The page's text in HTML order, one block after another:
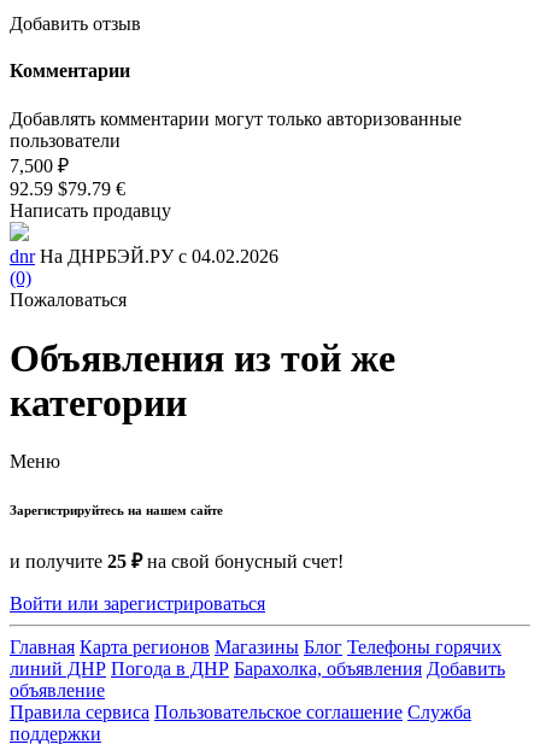
Добавить отзыв
Комментарии
Добавлять комментарии могут только авторизованные
пользователи
7,500 ₽
92.59 $79.79 €
Написать продавцу
dnr На ДНРБЭЙ.РУ с 04.02.2026
(0)
Пожаловаться
Объявления из той же
категории
Меню
Зарегистрируйтесь на нашем сайте
и получите 25 ₽на свой бонусный счет!
Войти или зарегистрироваться
Главная Карта регионов Магазины Блог Телефоны горячих
линий ДНР Погода в ДНР Барахолка, объявления Добавить
объявление
Правила сервиса Пользовательское соглашение Служба
поддержки